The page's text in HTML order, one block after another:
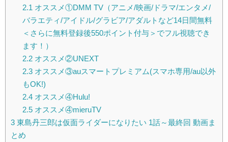
2.1 オススメ①DMM TV（アニメ/映画/ドラマ/エンタメ/
バラエティ/アイドル/グラビア/アダルトなど14日間無料
＜さらに無料登録後550ポイント付与＞でフル視聴でき
ます！）
2.2オススメ②UNEXT
2.3オススメ③auスマートプレミアム(スマホ専用/au以外
もOK!)
2.4オススメ④Hulu!
2.5オススメ④mieruTV
3 東島丹三郎は仮面ライダーになりたい 1話～最終回 動画ま
とめ